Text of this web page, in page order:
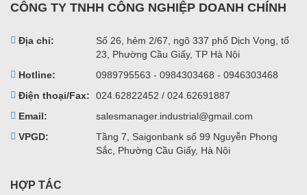
CÔNG TY TNHH CÔNG NGHIỆP DOANH CHÍNH
Địa chỉ:
Số 26, hẻm 2/67, ngõ 337 phố Dịch Vọng, tổ
23, Phường Cầu Giấy, TP Hà Nội
Hotline:
0989795563 - 0984303468 - 0946303468
Điện thoại/Fax:
024.62822452 / 024.62691887
Email:
salesmanager.industrial@gmail.com
VPGD:
Tầng 7, Saigonbank số 99 Nguyễn Phong
Sắc, Phường Cầu Giấy, Hà Nội
HỢP TÁC